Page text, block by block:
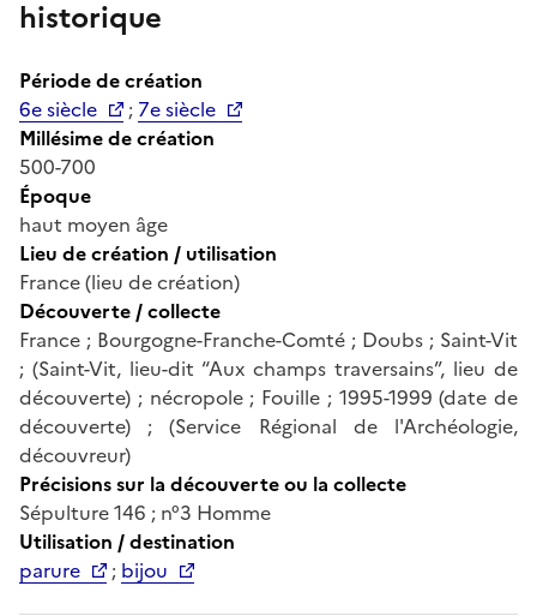
historique
Période de création
6e siècle
; 7e siècle
Millésime de création
500-700
Époque
haut moyen âge
Lieu de création / utilisation
France (lieu de création)
Découverte / collecte
France ; Bourgogne-Franche-Comté ; Doubs ; Saint-Vit
; (Saint-Vit, lieu-dit “Aux champs traversains”, lieu de
découverte) ; nécropole ; Fouille ; 1995-1999 (date de
découverte) ; (Service Régional de l'Archéologie,
découvreur)
Précisions sur la découverte ou la collecte
Sépulture 146 ; n°3 Homme
Utilisation / destination
parure
; bijou